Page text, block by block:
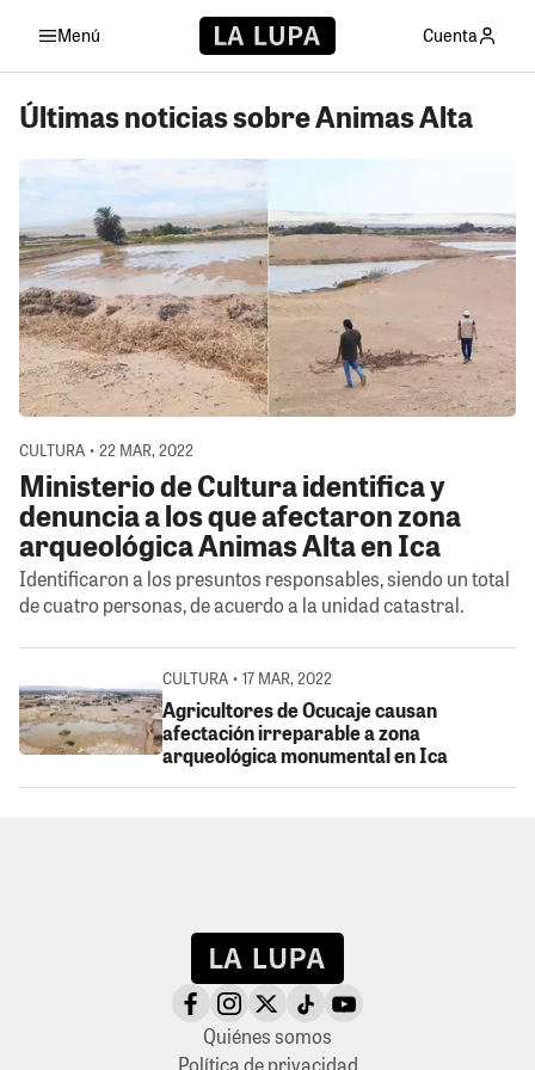
Menú Cuenta
Últimas noticias sobre Animas Alta
CULTURA • 22 MAR, 2022
Ministerio de Cultura identifica y
denuncia a los que afectaron zona
arqueológica Animas Alta en Ica
Identificaron a los presuntos responsables, siendo un total
de cuatro personas, de acuerdo a la unidad catastral.
CULTURA • 17 MAR, 2022
Agricultores de Ocucaje causan
afectación irreparable a zona
arqueológica monumental en Ica
Quiénes somos